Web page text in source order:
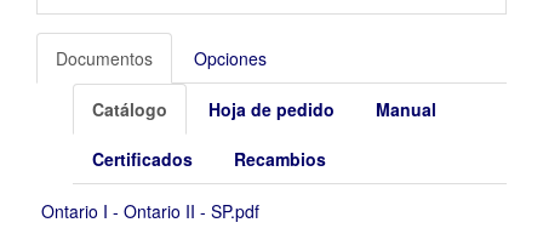
Documentos Opciones
Catálogo Hoja de pedido Manual
Certificados Recambios
Ontario I - Ontario II - SP.pdf